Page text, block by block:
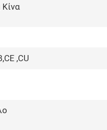
,CU